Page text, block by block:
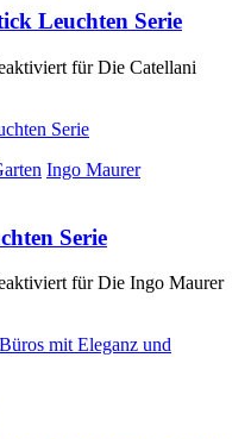
Leuchten Serie
für Die Catellani
Ingo Maurer
Serie
für Die Ingo Maurer